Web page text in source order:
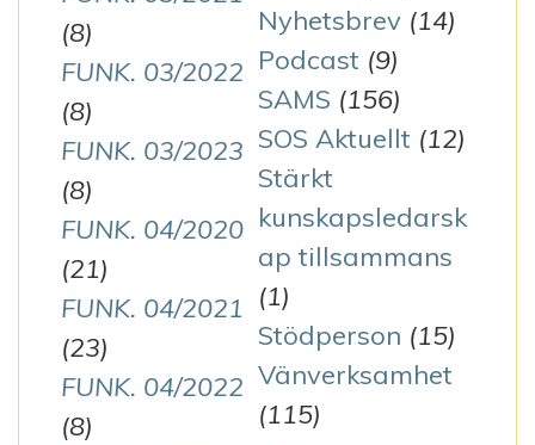
(8)
FUNK. 03/2022
(8)
FUNK. 03/2023
(8)
FUNK. 04/2020
(21)
FUNK. 04/2021
(23)
FUNK. 04/2022
(8)
Nyhetsbrev (14)
Podcast (9)
SAMS (156)
SOS Aktuellt (12)
Stärkt
kunskapsledarsk
ap tillsammans
(1)
Stödperson (15)
Vänverksamhet
(115)